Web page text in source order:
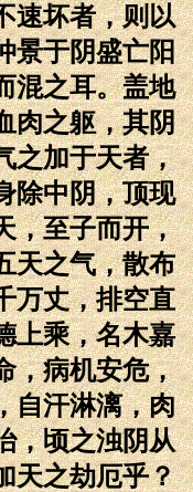
速坏者，则以
景于阴盛亡阳
混之耳。盖地
肉之躯，其阴
之加于天者，
除中阴，顶现
，至子而开，
天之气，散布
万丈，排空直
上乘，名木嘉
，病机安危，
自汗淋漓，肉
，顷之浊阴从
天之劫厄乎？